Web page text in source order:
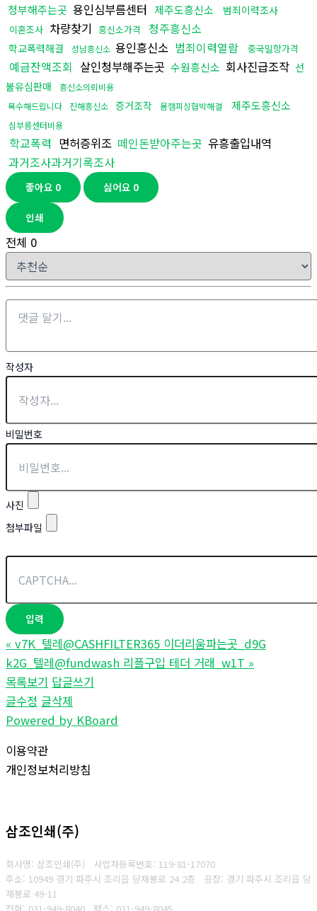
청부해주는곳 용인심부름센터 제주도흥신소 범죄이력조사
이혼조사 차량찾기 흥신소가격 청주흥신소
학교폭력해결 성남흥신소 용인흥신소 범죄이력열람 중국밀항가격
예금잔액조회 살인청부해주는곳 수원흥신소 회사진급조작 선
불유심판매
흥신소의뢰비용
복수해드립니다
진해흥신소 증거조작 몸캠피싱협박해결 제주도흥신소
심부름센터비용
학교폭력 면허증위조 떼인돈받아주는곳 유흥출입내역
과거조사과거기록조사
좋아요 0 싫어요 0
인쇄
전체 0
작성자
비밀번호
사진
첨부파일
« v7K_텔레@CASHFILTER365 이더리움파는곳_d9G
k2G_텔레@fundwash 리플구입 테더 거래_w1T »
목록보기 답글쓰기
글수정 글삭제
Powered by KBoard
이용약관
개인정보처리방침
삼조인쇄(주)
회사명: 삼조인쇄(주) 사업자등록번호: 119-81-17070
주소: 10949 경기 파주시 조리읍 당재봉로 24 2층 공장: 경기 파주시 조리읍 당
재봉로 49-11